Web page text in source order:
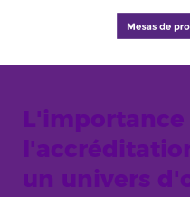
L'importance
un univers